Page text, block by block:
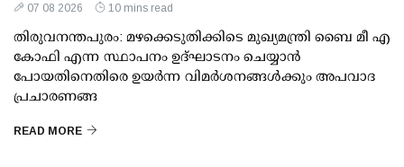
07 08 2026 10 mins read
തിരുവനന്തപുരം: മഴക്കെടുതിക്കിടെ മുഖ്യമന്ത്രി ബൈ മീ എ
കോഫി എന്ന സ്ഥാപനം ഉദ്ഘാടനം ചെയ്യാന്‍
പോയതിനെതിരെ ഉയര്‍ന്ന വിമര്‍ശനങ്ങള്‍ക്കും അപവാദ
പ്രചാരണങ്ങ
READ MORE